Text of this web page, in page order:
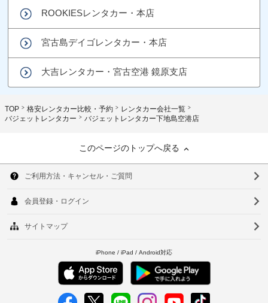
ROOKIESレンタカー・本店
宮古島デイゴレンタカー・本店
大吉レンタカー・宮古空港 鏡原支店
TOP 格安レンタカー比較・予約
レンタカー会社一覧
バジェットレンタカー
バジェットレンタカー下地島空港店
このページのトップへ戻る